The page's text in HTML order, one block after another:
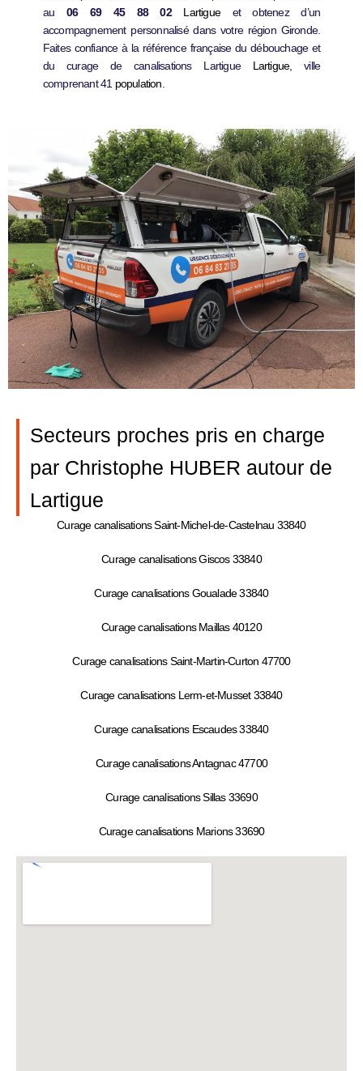
au 06 69 45 88 02 Lartigueet obtenez d’un
accompagnement personnalisé dans votre région Gironde.
Faites confiance à la référence française du débouchage et
du curage de canalisations Lartigue Lartigue, ville
comprenant 41 population
Secteurs proches pris en charge
par Christophe HUBER autour de
Lartigue
Curage canalisations Saint-Michel-de-Castelnau 33840
Curage canalisations Giscos 33840
Curage canalisations Goualade 33840
Curage canalisations Maillas 40120
Curage canalisations Saint-Martin-Curton 47700
Curage canalisations Lerm-et-Musset 33840
Curage canalisations Escaudes 33840
Curage canalisations Antagnac 47700
Curage canalisations Sillas 33690
Curage canalisations Marions 33690